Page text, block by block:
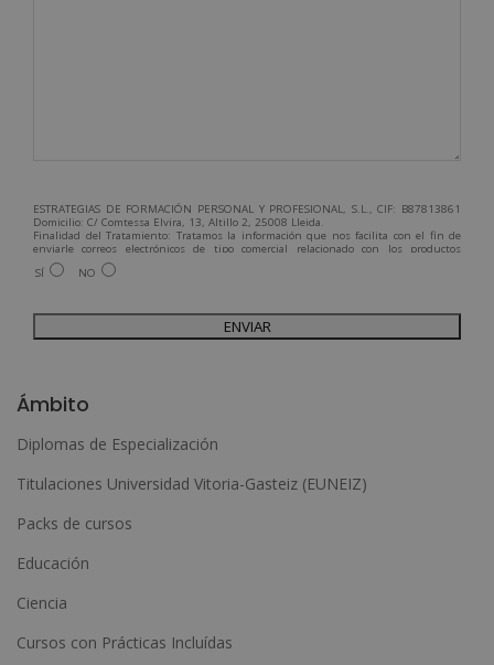
ESTRATEGIAS DE FORMACIÓN PERSONAL Y PROFESIONAL, S.L., CIF: B87813861
Domicilio: C/ Comtessa Elvira, 13, Altillo 2, 25008 Lleida.
Finalidad del Tratamiento: Tratamos la información que nos facilita con el fin de
enviarle correos electrónicos de tipo comercial relacionado con los productos
ofrecidos y otros tipo de productos que fueran de su interés.
Legitimación del tratamiento: Consentimiento del interesado.
Para más información consulte nuestra Política de Privacidad.
Desea recibir información comercial (vía telefónica y/o email):
SÍ NO
e
r
n
i
v
Ámbito
Diplomas de Especialización
Titulaciones Universidad Vitoria-Gasteiz (EUNEIZ)
Packs de cursos
Educación
Ciencia
Cursos con Prácticas Incluídas